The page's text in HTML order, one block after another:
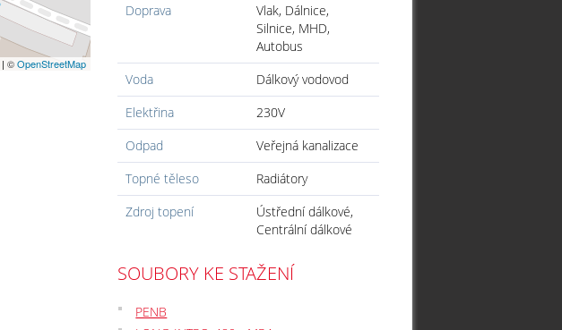
| ©OpenStreetMap
Doprava
Vlak, Dálnice,
Silnice, MHD,
Autobus
Voda
Dálkový vodovod
Elektřina
230V
Odpad
Veřejná kanalizace
Topné těleso
Radiátory
Zdroj topení
Ústřední dálkové,
Centrální dálkové
SOUBORY KE STAŽENÍ
PENB